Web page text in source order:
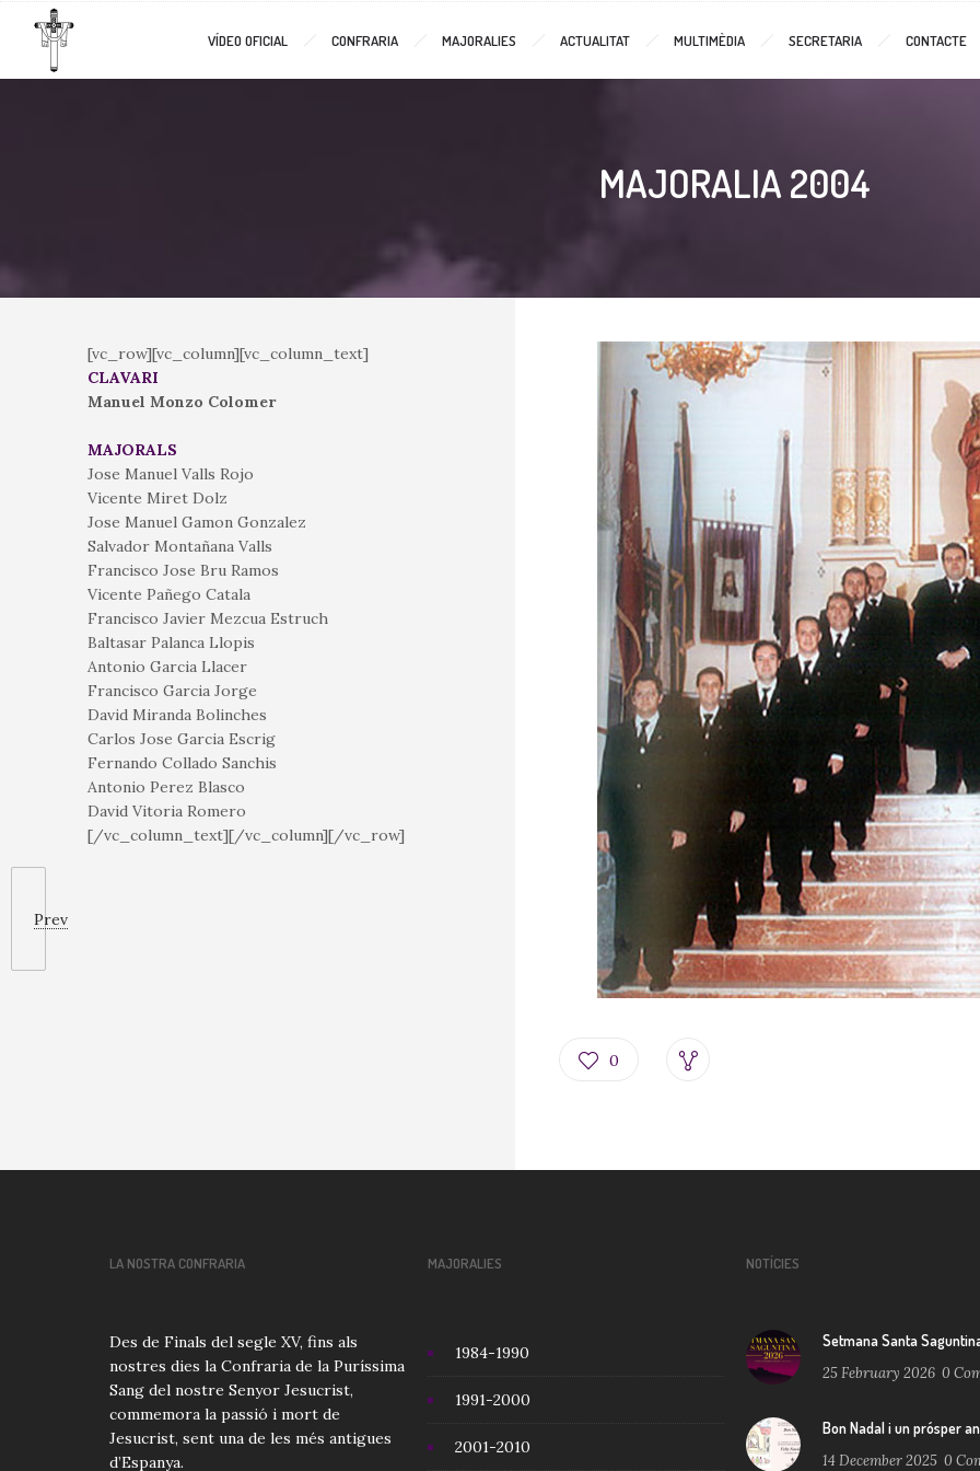
VÍDEO OFICIAL CONFRARIA MAJORALIES ACTUALITAT MULTIMÈDIA SECRETARIA CONTACTE
MAJORALIA 2004
Prev
0
[vc_row][vc_column][vc_column_text]
CLAVARI
Manuel Monzo Colomer
MAJORALS
Jose Manuel Valls Rojo
Vicente Miret Dolz
Jose Manuel Gamon Gonzalez
Salvador Montañana Valls
Francisco Jose Bru Ramos
Vicente Pañego Catala
Francisco Javier Mezcua Estruch
Baltasar Palanca Llopis
Antonio Garcia Llacer
Francisco Garcia Jorge
David Miranda Bolinches
Carlos Jose Garcia Escrig
Fernando Collado Sanchis
Antonio Perez Blasco
David Vitoria Romero
[/vc_column_text][/vc_column][/vc_row]
LA NOSTRA CONFRARIA
Des de Finals del segle XV, fins als
nostres dies la Confraria de la Puríssima
Sang del nostre Senyor Jesucrist,
commemora la passió i mort de
Jesucrist, sent una de les més antigues
d’Espanya.
MAJORALIES
1984-1990
1991-2000
2001-2010
NOTÍCIES
Setmana Santa
25 February 2026 0
Bon Nadal i un prósper
14 December 2025 0